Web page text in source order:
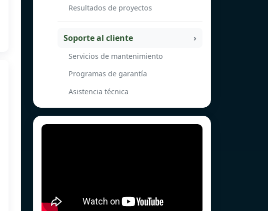
Resultados de proyectos
Soporte al cliente
Servicios de mantenimiento
Programas de garantía
Asistencia técnica